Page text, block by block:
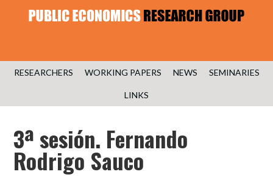
RESEARCHERS WORKING PAPERS NEWS SEMINARIES
LINKS
3ª sesión. Fernando
Rodrigo Sauco